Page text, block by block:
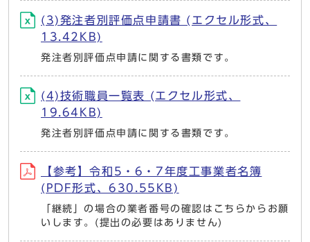
(3)発注者別評価点申請書 (エクセル形式、
13.42KB)
発注者別評価点申請に関する書類です。
(4)技術職員一覧表 (エクセル形式、
19.64KB)
発注者別評価点申請に関する書類です。
【参考】令和5・6・7年度工事業者名簿
(PDF形式、630.55KB)
「継続」の場合の業者番号の確認はこちらからお願
いします。(提出の必要はありません)